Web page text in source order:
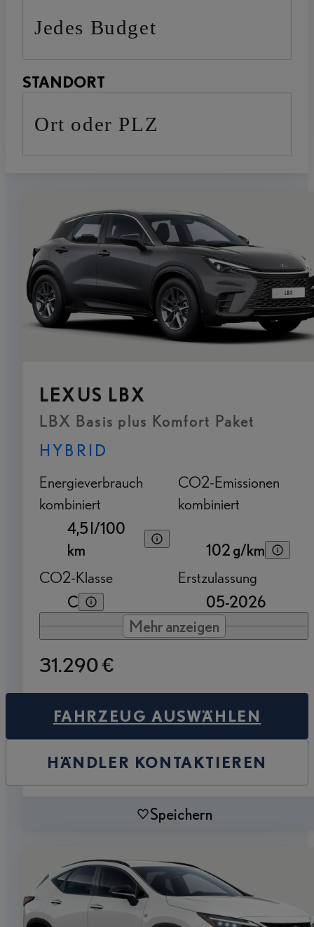
Jedes Budget
STANDORT
Ort oder PLZ
LEXUS LBX
LBX Basis plus Komfort Paket
HYBRID
Energieverbrauch
kombiniert
4,5 l/100
km
CO2-Emissionen
kombiniert
102 g/km
CO2-Klasse
C
Erstzulassung
05-2026
Mehr anzeigen
31.290 €
FAHRZEUG AUSWÄHLEN
HÄNDLER KONTAKTIEREN
Speichern